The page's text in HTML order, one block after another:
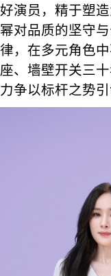
好演员，精于塑
幂对品质的坚守
律，在多元角色
座、墙壁开关三
力争以标杆之势